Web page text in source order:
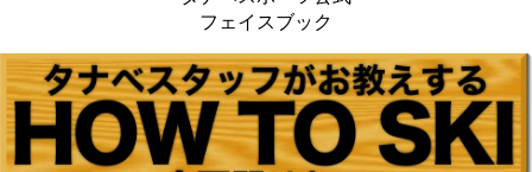
フェイスブック